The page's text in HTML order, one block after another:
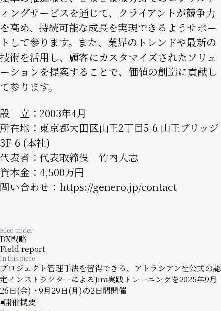
Filed under
DX戦略
Field report
In this piece
プロジェクト管理手法を習得できる、アトラシアン社公式の認
定インストラクターによるJira実践トレーニングを2025年9月
26日(金)・9月29日(月)の2日間開催
◾️開催概要
ィングサービスを通じて、クライアントが競争力
を高め、持続可能な成長を実現できるようサポー
トして参ります。また、業界のトレンドや最新の
技術を活用し、顧客にカスタマイズされたソリュ
ーションを提案することで、価値の創造に貢献し
て参ります。
設 立：2003年4月
所在地：東京都大田区山王2丁目5-6 山王ブリッジ
3F-6 (本社)
代表者：代表取締役 竹内大志
資本金：4,500万円
問い合わせ： https://genero.jp/contact